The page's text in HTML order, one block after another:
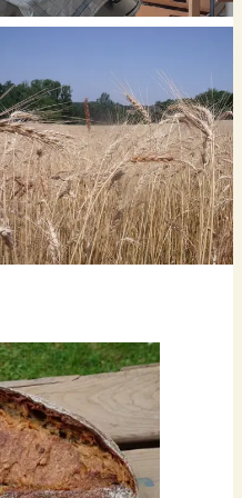
la farine blanche et la farine
avec son lot de fibres et surtout
est issue d’un moulin à meule de
source de vitamines et de lipides
à la mie. Sur meule de pierre, la
d’oxydation = moins de perte